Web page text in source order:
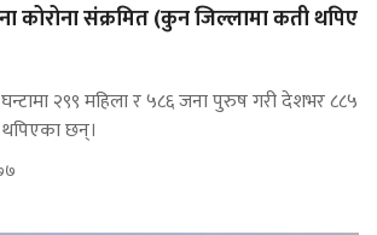
कोरोना संक्रमित (कुन जिल्लामा कती थपिए
२९९ महिला र ५८६ जना पुरुष गरी देशभर ८८५
छन्।